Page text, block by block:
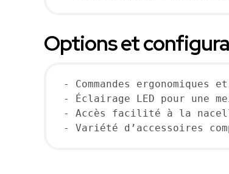
Options et
- Commandes
- Éclairage LED pour
- Accès facilité à la
- Variété d’accessoires